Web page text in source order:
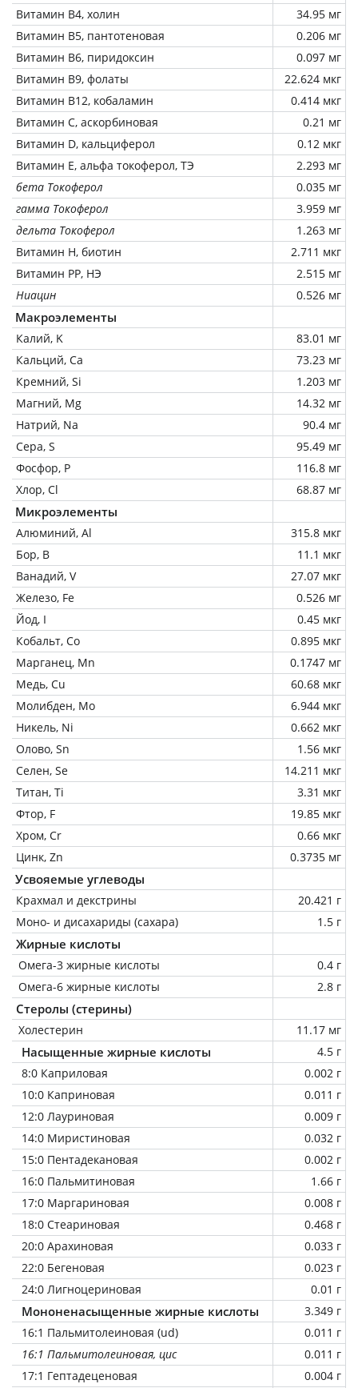
Витамин В4, холин
34.95 мг
Витамин В5, пантотеновая
0.206 мг
Витамин В6, пиридоксин
0.097 мг
Витамин В9, фолаты
22.624 мкг
Витамин В12, кобаламин
0.414 мкг
Витамин C, аскорбиновая
0.21 мг
Витамин D, кальциферол
0.12 мкг
Витамин Е, альфа токоферол, ТЭ
2.293 мг
бета Токоферол
0.035 мг
гамма Токоферол
3.959 мг
дельта Токоферол
1.263 мг
Витамин Н, биотин
2.711 мкг
Витамин РР, НЭ
2.515 мг
Ниацин
0.526 мг
Макроэлементы
Калий, K
83.01 мг
Кальций, Ca
73.23 мг
Кремний, Si
1.203 мг
Магний, Mg
14.32 мг
Натрий, Na
90.4 мг
Сера, S
95.49 мг
Фосфор, P
116.8 мг
Хлор, Cl
68.87 мг
Микроэлементы
Алюминий, Al
315.8 мкг
Бор, B
11.1 мкг
Ванадий, V
27.07 мкг
Железо, Fe
0.526 мг
Йод, I
0.45 мкг
Кобальт, Co
0.895 мкг
Марганец, Mn
0.1747 мг
Медь, Cu
60.68 мкг
Молибден, Mo
6.944 мкг
Никель, Ni
0.662 мкг
Олово, Sn
1.56 мкг
Селен, Se
14.211 мкг
Титан, Ti
3.31 мкг
Фтор, F
19.85 мкг
Хром, Cr
0.66 мкг
Цинк, Zn
0.3735 мг
Усвояемые углеводы
Крахмал и декстрины
20.421 г
Моно- и дисахариды (сахара)
1.5 г
Жирные кислоты
Омега-3 жирные кислоты
0.4 г
Омега-6 жирные кислоты
2.8 г
Стеролы (стерины)
Холестерин 11.17 мг
Насыщенные жирные кислоты
4.5 г
8:0 Каприловая
0.002 г
10:0 Каприновая
0.011 г
12:0 Лауриновая
0.009 г
14:0 Миристиновая
0.032 г
15:0 Пентадекановая
0.002 г
16:0 Пальмитиновая
1.66 г
17:0 Маргариновая
0.008 г
18:0 Стеариновая
0.468 г
20:0 Арахиновая
0.033 г
22:0 Бегеновая
0.023 г
24:0 Лигноцериновая
0.01 г
Мононенасыщенные жирные кислоты
3.349 г
16:1 Пальмитолеиновая (ud)
0.011 г
16:1 Пальмитолеиновая, цис
0.011 г
17:1 Гептадеценовая
0.004 г